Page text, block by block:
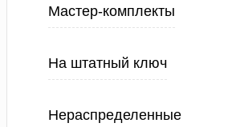
Мастер-комплекты
На штатный ключ
Нераспределенные